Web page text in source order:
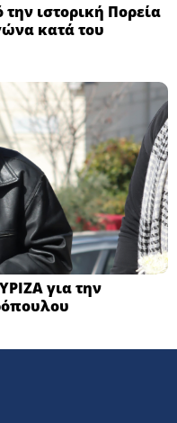
ιστορική Πορεία
κατά του
για την